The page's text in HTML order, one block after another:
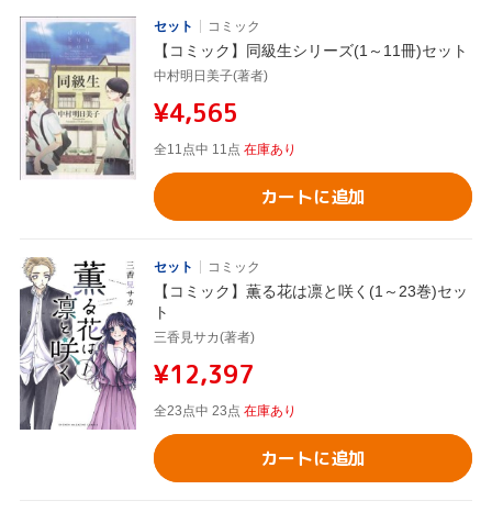
セット コミック
【コミック】同級生シリーズ(1～11冊)セット
中村明日美子(著者)
¥4,565
全11点中 11点 在庫あり
カートに追加
セット コミック
【コミック】薫る花は凛と咲く(1～23巻)セッ
ト
三香見サカ(著者)
¥12,397
全23点中 23点 在庫あり
カートに追加